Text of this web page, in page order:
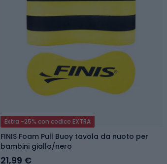
Extra -25% con codice EXTRA
FINIS Foam Pull Buoy tavola da nuoto per
bambini giallo/nero
21,99 €